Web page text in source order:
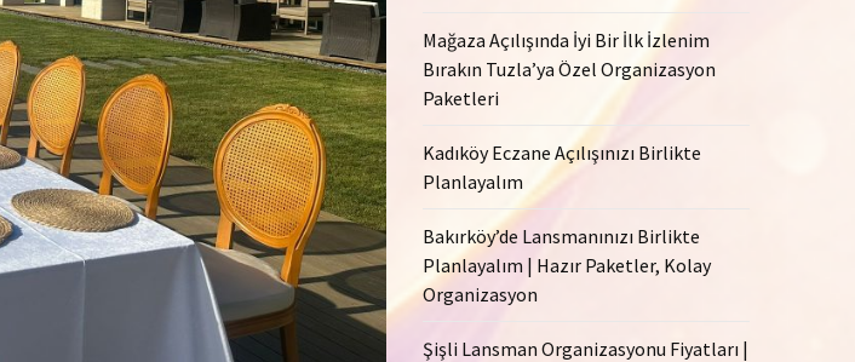
Mağaza Açılışında İyi Bir İlk İzlenim
Bırakın Tuzla’ya Özel Organizasyon
Paketleri
Kadıköy Eczane Açılışınızı Birlikte
Planlayalım
Bakırköy’de Lansmanınızı Birlikte
Planlayalım | Hazır Paketler, Kolay
Organizasyon
Şişli Lansman Organizasyonu Fiyatları |